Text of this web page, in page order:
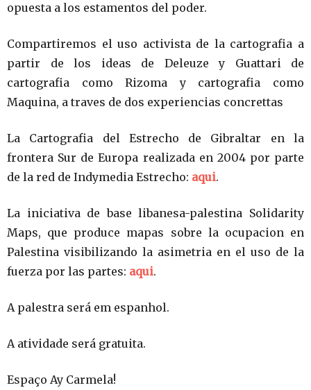
opuesta a los estamentos del poder.
Compartiremos el uso activista de la cartografia a
partir de los ideas de Deleuze y Guattari de
cartografia como Rizoma y cartografia como
Maquina, a traves de dos experiencias concrettas
La Cartografia del Estrecho de Gibraltar en la
frontera Sur de Europa realizada en 2004 por parte
de la red de Indymedia Estrecho: aqui.
La iniciativa de base libanesa-palestina Solidarity
Maps, que produce mapas sobre la ocupacion en
Palestina visibilizando la asimetria en el uso de la
fuerza por las partes: aqui.
A palestra será em espanhol.
A atividade será gratuita.
Espaço Ay Carmela!